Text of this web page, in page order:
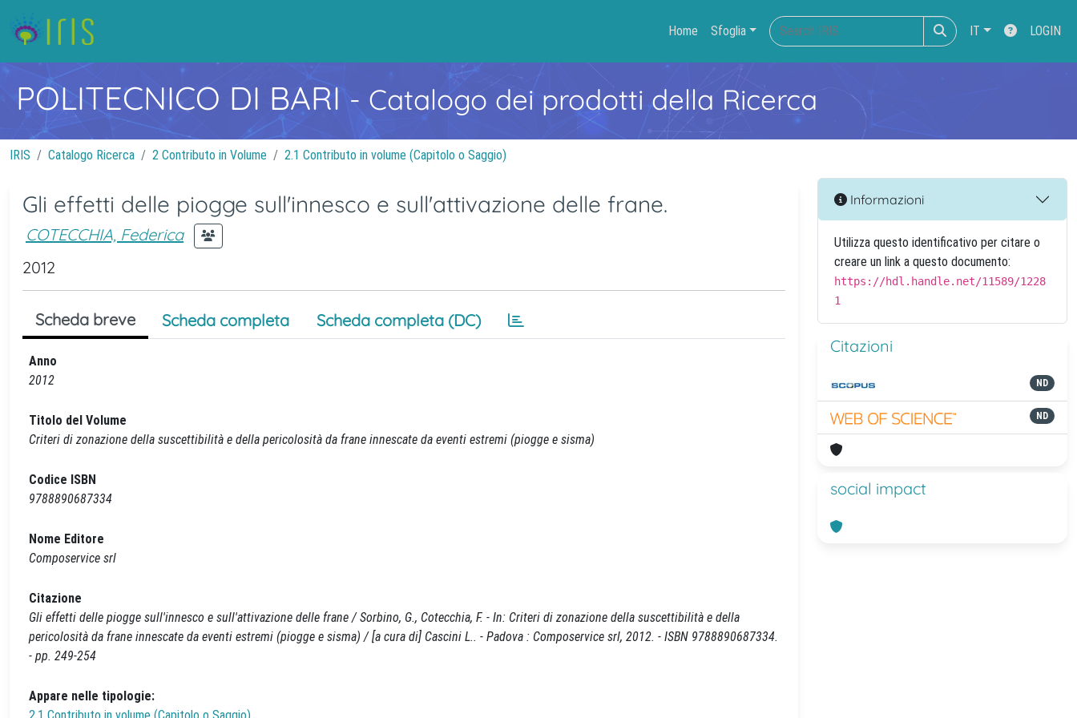
Home Sfoglia IT LOGIN
POLITECNICO DI BARI- Catalogo dei prodotti della Ricerca
IRIS Catalogo Ricerca 2 Contributo in Volume 2.1 Contributo in volume (Capitolo o Saggio)
Gli effetti delle piogge sull'innesco e sull'attivazione delle frane.
COTECCHIA, Federica
2012
Scheda breve Scheda completa Scheda completa (DC)
Anno
2012
Titolo del Volume
Criteri di zonazione della suscettibilità e della pericolosità da frane innescate da eventi estremi (piogge e sisma)
Codice ISBN
9788890687334
Nome Editore
Composervice srl
Citazione
Gli effetti delle piogge sull'innesco e sull'attivazione delle frane / Sorbino, G., Cotecchia, F. - In: Criteri di zonazione della suscettibilità e della
pericolosità da frane innescate da eventi estremi (piogge e sisma) / [a cura di] Cascini L.. - Padova : Composervice srl, 2012. - ISBN 9788890687334.
- pp. 249-254
Appare nelle tipologie:
Informazioni
Utilizza questo identificativo per citare o
creare un link a questo documento:
https://hdl.handle.net/11589/1228
1
Citazioni
ND
ND
social impact